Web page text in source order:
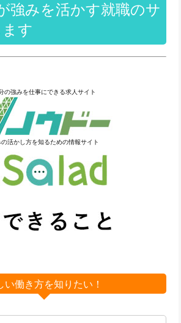
強みを活かす就職のサ
す
の強みを仕事にできる求人サイト
活かし方を知るための情報サイト
い働き方を知りたい！